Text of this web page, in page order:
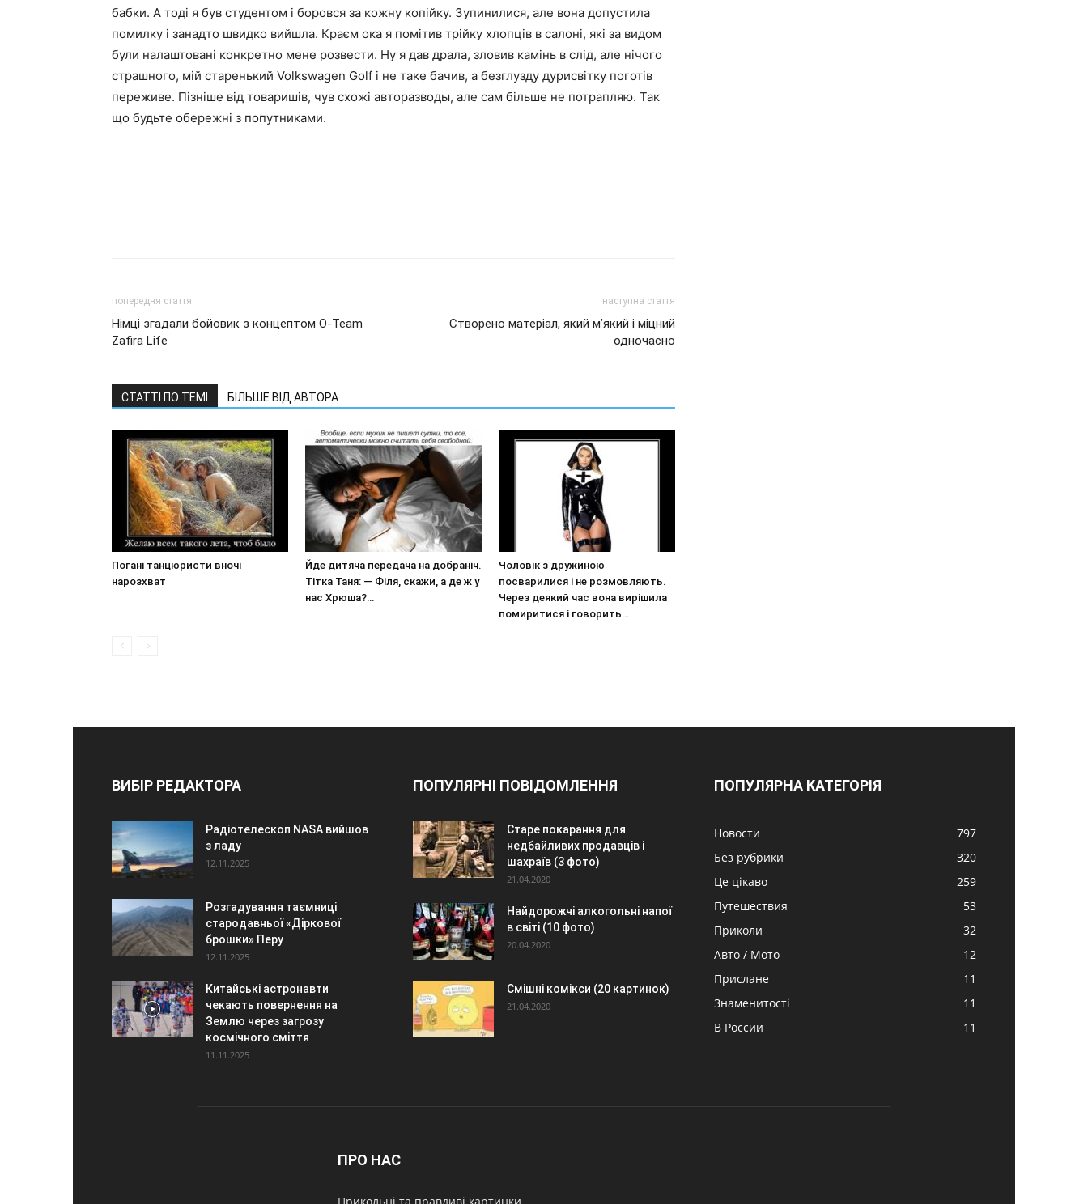
бабки. А тоді я був студентом і боровся за кожну копійку. Зупинилися, але вона допустила
помилку і занадто швидко вийшла. Краєм ока я помітив трійку хлопців в салоні, які за видом
були налаштовані конкретно мене розвести. Ну я дав драла, зловив камінь в слід, але нічого
страшного, мій старенький Volkswagen Golf і не таке бачив, а безглузду дурисвітку поготів
переживе. Пізніше від товаришів, чув схожі авторазводы, але сам більше не потрапляю. Так
що будьте обережні з попутниками.
попередня стаття
Німці згадали бойовик з концептом O-Team
Zafira Life
наступна стаття
Створено матеріал, який м’який і міцний
одночасно
СТАТТІ ПО ТЕМІ БІЛЬШЕ ВІД АВТОРА
Погані танцюристи вночі
нарозхват
Йде дитяча передача на добраніч.
Тітка Таня: — Філя, скажи, а де ж у
нас Хрюша?…
Чоловік з дружиною
посварилися і не розмовляють.
Через деякий час вона вирішила
помиритися і говорить…
ВИБІР РЕДАКТОРА
Радіотелескоп NASA вийшов
з ладу
12.11.2025
Розгадування таємниці
стародавньої «Діркової
брошки» Перу
12.11.2025
Китайські астронавти
чекають повернення на
Землю через загрозу
космічного сміття
11.11.2025
ПОПУЛЯРНІ ПОВІДОМЛЕННЯ
Старе покарання для
недбайливих продавців і
шахраїв (3 фото)
21.04.2020
Найдорожчі алкогольні напої
в світі (10 фото)
20.04.2020
Смішні комікси (20 картинок)
21.04.2020
ПОПУЛЯРНА КАТЕГОРІЯ
Новости
797
Без рубрики
320
Це цікаво
259
Путешествия
53
Приколи
32
Авто / Мото
12
Прислане
11
Знаменитості
11
В России
11
ПРО НАС